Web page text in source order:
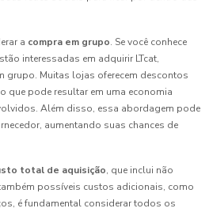
a compra em grupo. Se você conhece
interessadas em adquirir LTcat,
grupo. Muitas lojas oferecem descontos
que pode resultar em uma economia
Além disso, essa abordagem pode
aumentando suas chances de
total de aquisição, que inclui não
possíveis custos adicionais, como
é fundamental considerar todos os